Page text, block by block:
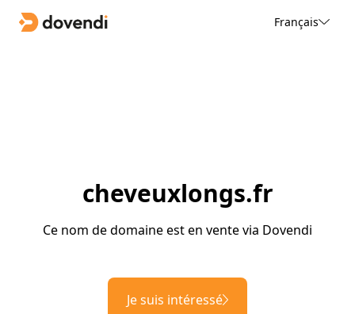
Français
cheveuxlongs.fr
Ce nom de domaine est en vente via Dovendi
Je suis intéressé